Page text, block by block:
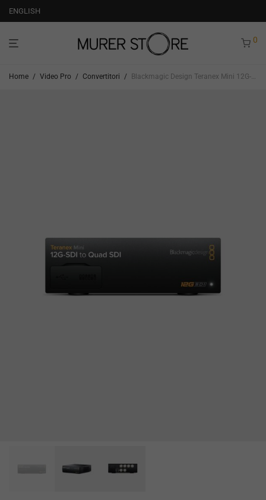
ENGLISH
0
Home / Video Pro / Convertitori / Blackmagic Design Teranex Mini 12G-SDI to Quad SDI